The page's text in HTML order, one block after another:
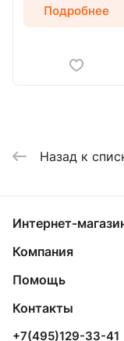
Подробнее
Назад к
Интернет-
Компания
Помощь
Контакты
+7(495)129-33-41